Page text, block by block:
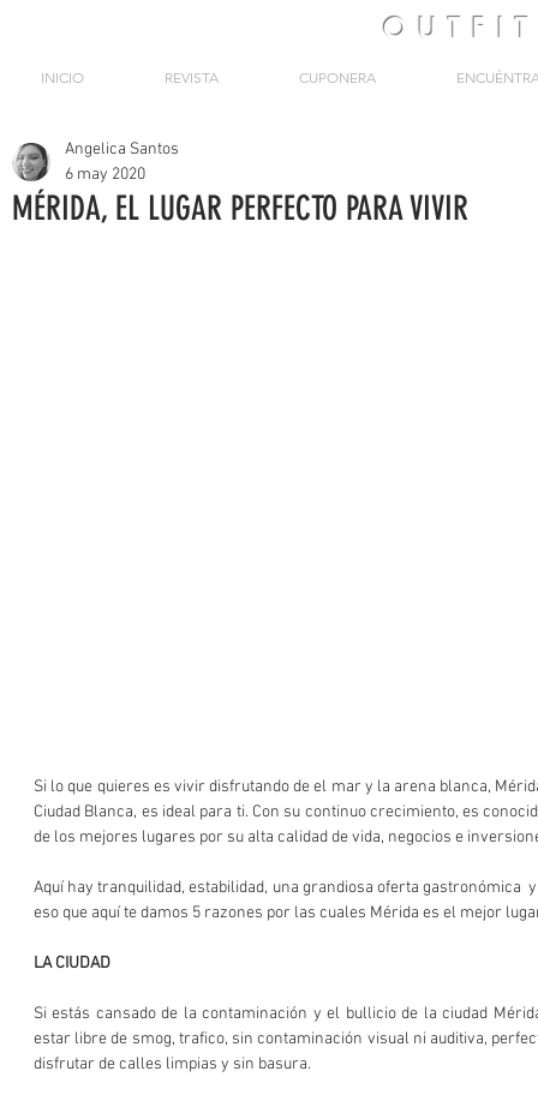
OUTFIT
INICIO REVISTA CUPONERA
MÉRIDA, EL LUGAR PERFECTO PARA VIVIR
Angelica Santos
6 may 2020
Si lo que quieres es vivir disfrutando de el mar y la arena blanca,
Ciudad Blanca, es ideal para ti. Con su continuo crecimiento, es
de los mejores lugares por su alta calidad de vida, negocios e
Aquí hay tranquilidad, estabilidad, una grandiosa oferta gastronómica
eso que aquí te damos 5 razones por las cuales Mérida es el mejor
LA CIUDAD
Si estás cansado de la contaminación y el bullicio de la ciudad
estar libre de smog, trafico, sin contaminación visual ni auditiva,
disfrutar de calles limpias y sin basura.